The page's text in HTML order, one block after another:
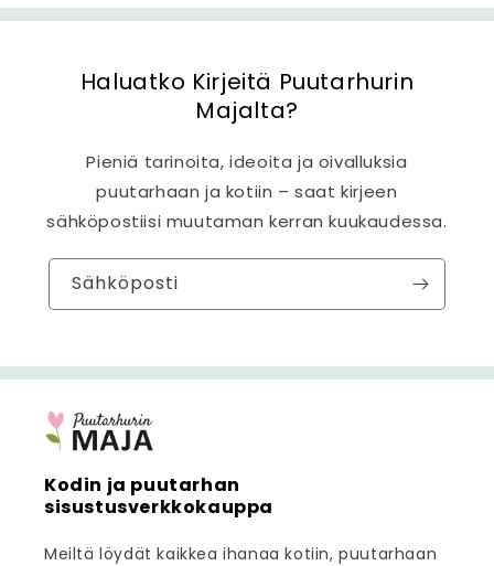
ö
Haluatko Kirjeitä Puutarhurin
Majalta?
Pieniä tarinoita, ideoita ja oivalluksia
puutarhaan ja kotiin – saat kirjeen
sähköpostiisi muutaman kerran kuukaudessa.
Sähköposti
Kodin ja puutarhan
sisustusverkkokauppa
Meiltä löydät kaikkea ihanaa kotiin, puutarhaan